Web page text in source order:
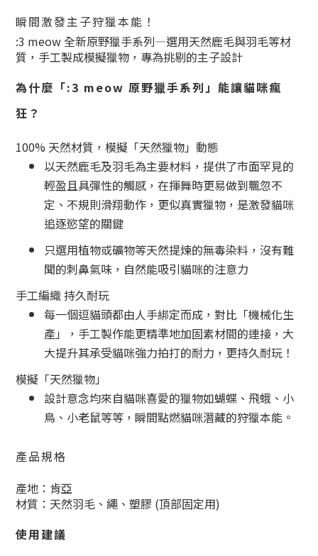
瞬間激發主子狩獵本能！
:3 meow 全新原野獵手系列—選用天然鹿毛與羽毛等材
質，手工製成模擬獵物，專為挑剔的主子設計
為什麼「:3 meow 原野獵手系列」能讓貓咪瘋
狂？
100% 天然材質， 模擬「天然獵物」動態
以天然鹿毛及羽毛為主要材料，提供了市面罕見的
輕盈且具彈性的觸感，在揮舞時更易做到飄忽不
定、 不規則滑翔動作 ，更似真實獵物， 是激發貓咪
追逐慾望的關鍵
只選用植物或礦物等天然提煉的無毒染料，沒有難
聞的刺鼻氣味，自然能吸引貓咪的注意力
手工編織 持久耐玩
每一個逗貓頭都由人手綁定而成，對比「機械化生
產」，手工製作能更精準地加固素材間的連接，大
大提升其承受貓咪強力拍打的耐力，更持久耐玩！
模擬「天然獵物」
設計意念均來自貓咪喜愛的獵物如蝴蝶、飛蛾、小
鳥、小老鼠等等，瞬間點燃貓咪潛藏的狩獵本能。
產品規格
產地：肯亞
材質：天然羽毛、繩、塑膠 (頂部固定用)
使用建議